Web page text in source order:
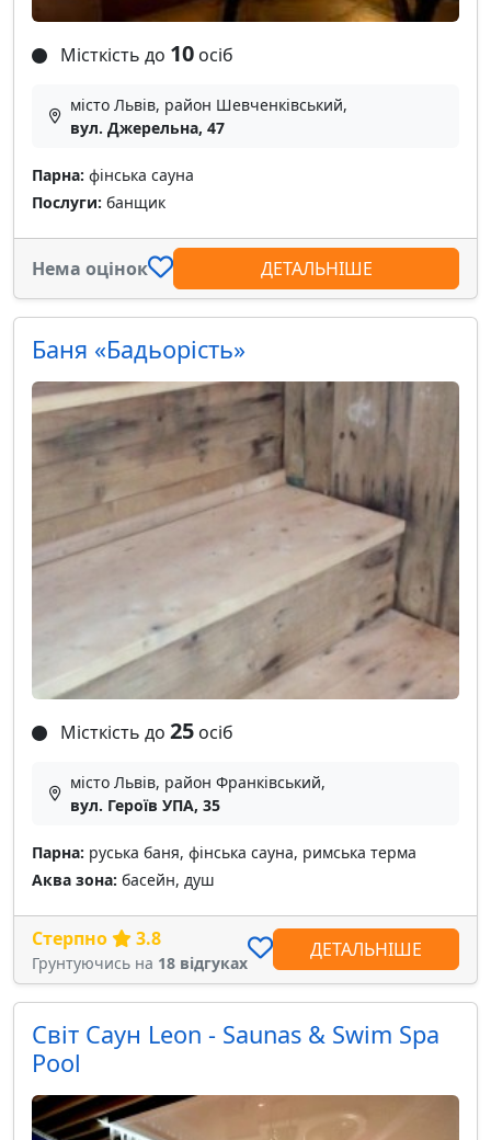
Місткість до 10 осіб
місто Львів, район Шевченківський,
вул. Джерельна, 47
Парна: фінська сауна
Послуги: банщик
Нема оцінок ДЕТАЛЬНІШЕ
Баня «Бадьорість»
Місткість до 25 осіб
місто Львів, район Франківський,
вул. Героїв УПА, 35
Парна: руська баня, фінська сауна, римська терма
Аква зона: басейн, душ
Стерпно 3.8
Грунтуючись на 18 відгуках
ДЕТАЛЬНІШЕ
Світ Саун Leon - Saunas & Swim Spa
Pool